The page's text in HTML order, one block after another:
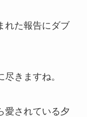
れた報告にダブ
きますね。
愛されている夕